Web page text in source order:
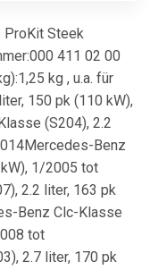
ProKit Steek
411 02 00
kg , u.a. für
150 pk (110 kW),
(S204), 2.2
Benz
1/2005 tot
2.2 liter, 163 pk
Benz Clc-Klasse
tot
2.7 liter, 170 pk